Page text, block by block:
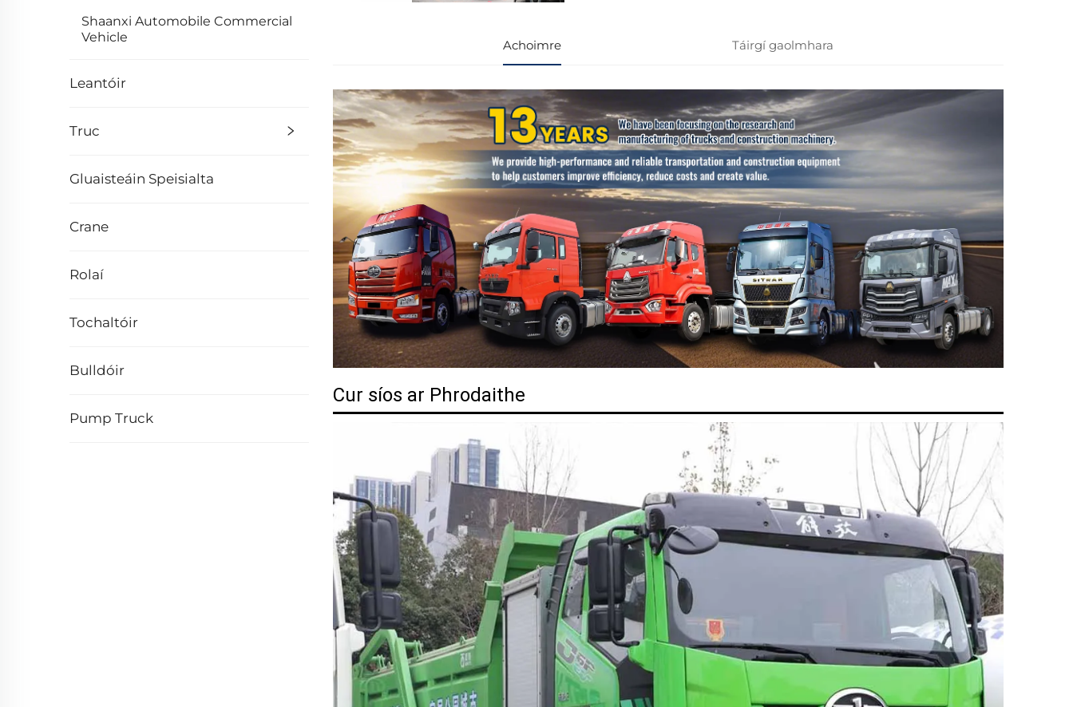
Shaanxi Automobile Commercial
Vehicle
Leantóir
Truc
Gluaisteáin Speisialta
Crane
Rolaí
Tochaltóir
Bulldóir
Pump Truck
Achoimre Táirgí gaolmhara
Cur síos ar Phrodaithe